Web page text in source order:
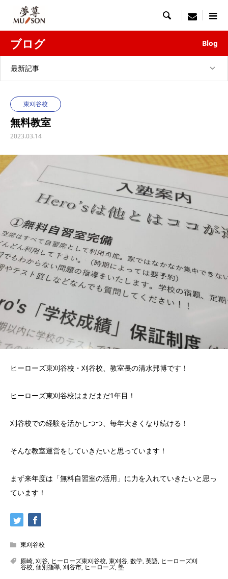
 menu
ブログ Blog
最新記事
東刈谷校
無料教室
2023.03.14
ヒーローズ東刈谷校・刈谷校、教室長の清水邦博です！
ヒーローズ東刈谷校はまだまだ1年目！
刈谷校での経験を活かしつつ、毎年大きくなり続ける！
そんな教室運営をしていきたいと思っています！
まず来年度は「無料自習室の活用」に力を入れていきたいと思っ
ています！
東刈谷校
原崎,刈谷, ヒーローズ東刈谷校,東刈谷,数学,英語, ヒーローズ刈
谷校,個別指導,刈谷市,ヒーローズ,塾